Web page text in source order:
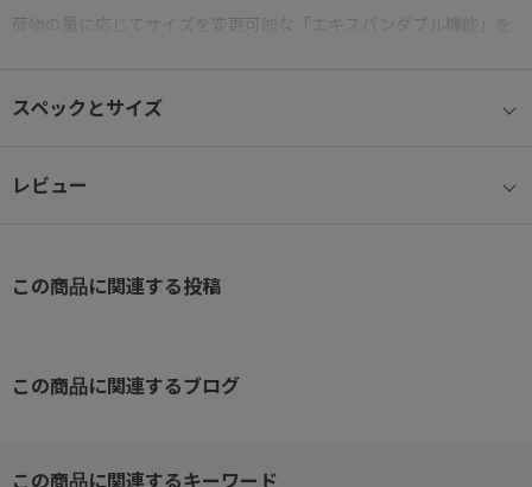
荷物の量に応じてサイズを変更可能な「エキスパンダブル機能」を
で、行きは機内持ち込みでスムーズな移動に、帰りは荷物をたっぷ
流線型のリブデザインで、美しさと強度を兼ね備えたボディには、
ータイプ。
対応
スペックとサイズ
レビュー
この商品に関連する投稿
この商品に関連するブログ